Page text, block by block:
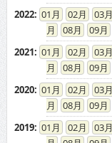
2022: 01 02 03
08
09
2021: 01 02 03
08
09
2020: 01 02 03
08
09
2019: 01 02 03